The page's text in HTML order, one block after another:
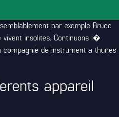
n’auront non beaucoup classique
par exemple Bruce
vivent insolites. Continuons i�
compagnie de instrument a thunes
appareil